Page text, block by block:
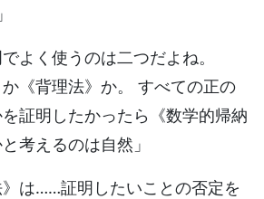
よく使うのは二つだよね。
か《背理法》か。 すべての正の
証明したかったら《数学的帰納
考えるのは自然」
》は……証明したいことの否定を